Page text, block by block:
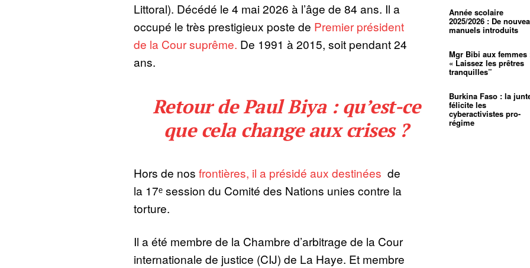
Littoral). Décédé le 4 mai 2026 à l’âge de 84 ans. Il a
occupé le très prestigieux poste de Premier président
de la Cour suprême. De 1991 à 2015, soit pendant 24
ans.
Retour de Paul Biya : qu’est-ce
que cela change aux crises ?
Hors de nos frontières, il a présidé aux destinées de
la 17ᵉ session du Comité des Nations unies contre la
torture.
Il a été membre de la Chambre d’arbitrage de la Cour
internationale de justice (CIJ) de La Haye. Et membre
mentale
mettra-t-
au
Année scolaire
2025/2026 : De
manuels introduits
Mgr Bibi aux femmes
« Laissez les prêtres
tranquilles”
Burkina Faso : la
félicite les
cyberactivistes pro-
régime